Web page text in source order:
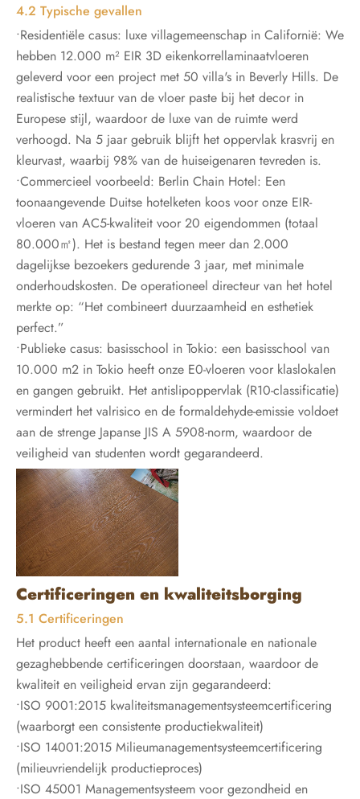
4.2 Typische gevallen
•Residentiële casus: luxe villagemeenschap in Californië: We
hebben 12.000 m² EIR 3D eikenkorrellaminaatvloeren
geleverd voor een project met 50 villa's in Beverly Hills. De
realistische textuur van de vloer paste bij het decor in
Europese stijl, waardoor de luxe van de ruimte werd
verhoogd. Na 5 jaar gebruik blijft het oppervlak krasvrij en
kleurvast, waarbij 98% van de huiseigenaren tevreden is.
•Commercieel voorbeeld: Berlin Chain Hotel: Een
toonaangevende Duitse hotelketen koos voor onze EIR-
vloeren van AC5-kwaliteit voor 20 eigendommen (totaal
80.000㎡). Het is bestand tegen meer dan 2.000
dagelijkse bezoekers gedurende 3 jaar, met minimale
onderhoudskosten. De operationeel directeur van het hotel
merkte op: “Het combineert duurzaamheid en esthetiek
perfect.”
•Publieke casus: basisschool in Tokio: een basisschool van
10.000 m2 in Tokio heeft onze E0-vloeren voor klaslokalen
en gangen gebruikt. Het antislipoppervlak (R10-classificatie)
vermindert het valrisico en de formaldehyde-emissie voldoet
aan de strenge Japanse JIS A 5908-norm, waardoor de
veiligheid van studenten wordt gegarandeerd.
Certificeringen en kwaliteitsborging
5.1 Certificeringen
Het product heeft een aantal internationale en nationale
gezaghebbende certificeringen doorstaan, waardoor de
kwaliteit en veiligheid ervan zijn gegarandeerd:
•ISO 9001:2015 kwaliteitsmanagementsysteemcertificering
(waarborgt een consistente productiekwaliteit)
•ISO 14001:2015 Milieumanagementsysteemcertificering
(milieuvriendelijk productieproces)
•ISO 45001 Managementsysteem voor gezondheid en